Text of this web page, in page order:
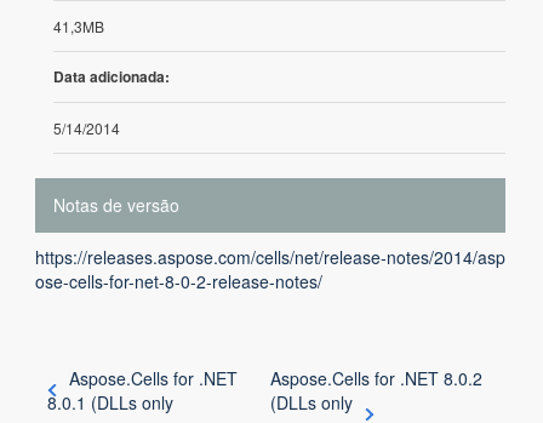
41,3MB
Data adicionada:
5/14/2014
Notas de versão
https://releases.aspose.com/cells/net/release-notes/2014/asp
ose-cells-for-net-8-0-2-release-notes/
Aspose.Cells for .NET
8.0.1 (DLLs only
Aspose.Cells for .NET 8.0.2
(DLLs only